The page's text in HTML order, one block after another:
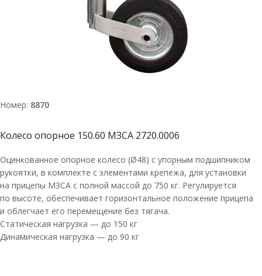
Номер: 8870
Колесо опорное 150.60 МЗСА 2720.0006
Оцинкованное опорное колесо (Ø48) с упорным подшипником
рукоятки, в комплекте с элементами крепежа, для установки
на прицепы МЗСА с полной массой до 750 кг. Регулируется
по высоте, обеспечивает горизонтальное положение прицепа
и облегчает его перемещение без тягача.
Статическая нагрузка — до 150 кг
Динамическая нагрузка — до 90 кг